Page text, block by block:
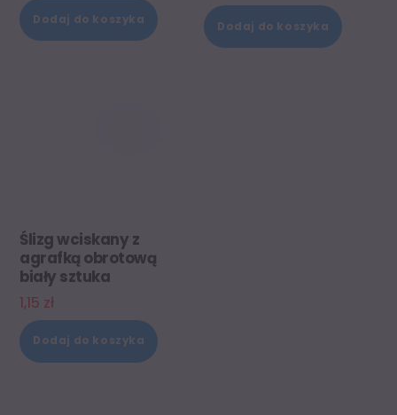
Dodaj do koszyka Dodaj do koszyka
Ślizg wciskany z
agrafką obrotową
biały sztuka
1,15 zł
Dodaj do koszyka